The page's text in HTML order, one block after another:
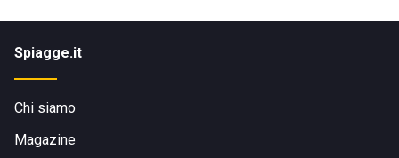
Spiagge.it
Chi siamo
Magazine